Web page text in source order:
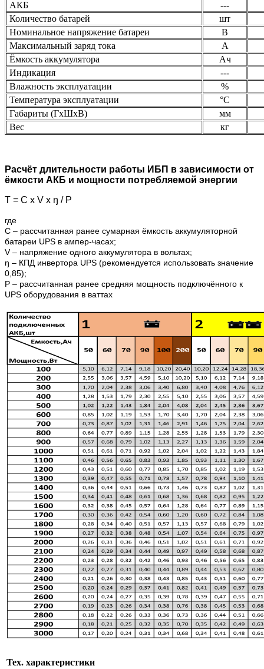
АКБ
---
Количество батарей
шт
Номинальное напряжение батареи
В
Максимальный заряд тока
А
Ёмкость аккумулятора
Ач
Индикация
---
Влажность эксплуатации
%
Температура эксплуатации
°C
Габариты (ГхШхВ)
мм
Вес
кг
Расчёт длительности работы ИБП в зависимости от
ёмкости АКБ и мощности потребляемой энергии
T = C x V x ŋ / P
где
С – рассчитанная ранее сумарная ёмкость аккумуляторной
батареи UPS в ампер-часах;
V – напряжение одного аккумулятора в вольтах;
ŋ – КПД инвертора UPS (рекомендуется использовать значение
0,85);
Р – рассчитанная ранее средняя мощность подключённого к
UPS оборудования в ваттах
Тех. характеристики